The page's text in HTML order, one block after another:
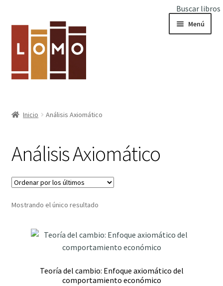
Buscar libros
la
navegación
contenido
Menú
Inicio Análisis Axiomático
Análisis Axiomático
Mostrando el único resultado
Teoría del cambio: Enfoque axiomático del
comportamiento económico